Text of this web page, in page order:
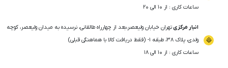
ساعات کاری : از ۱۰ الی ۲۰
انبار مرکزیتهران خیابان ولیعصر،بعد از چهارراه طالقانی، نرسیده به میدان ولیعصر، کوچه
ولدی، پلاک ۳۸، طبقه ۱- (فقط دریافت کالا با هماهنگی قبلی)
ساعات کاری : از ۱۰ الی ۱۸